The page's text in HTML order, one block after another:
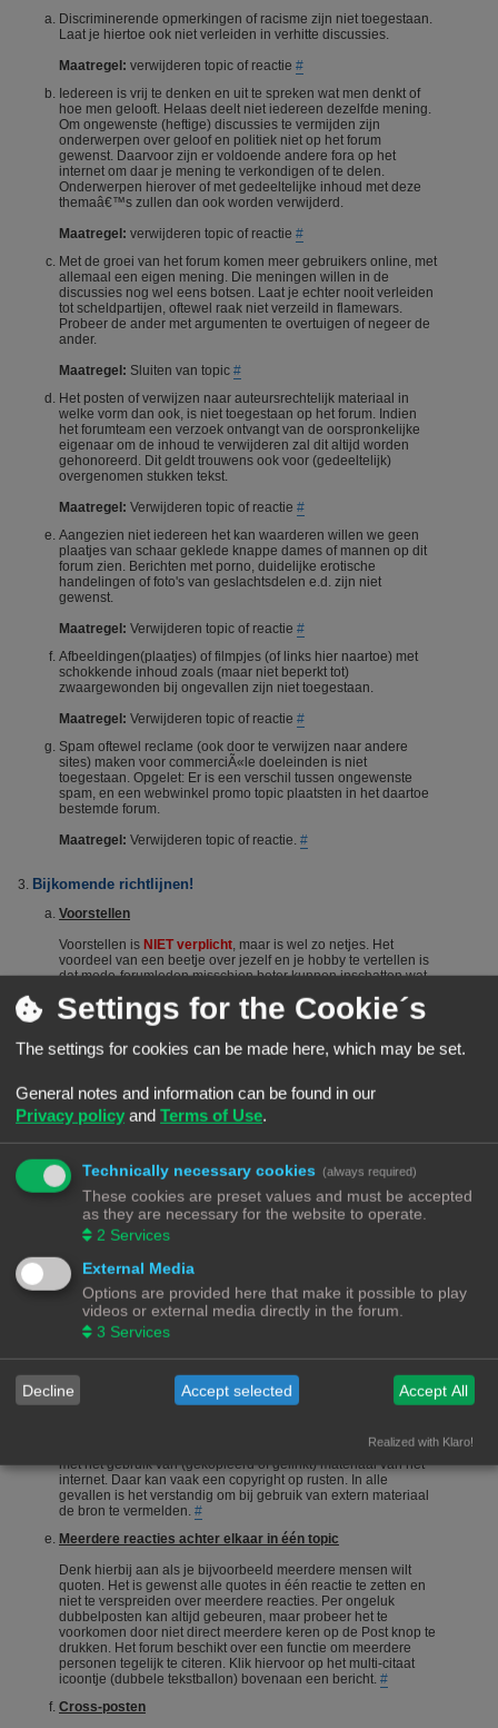
Discriminerende opmerkingen of racisme zijn niet toegestaan.
Laat je hiertoe ook niet verleiden in verhitte discussies.
Maatregel: verwijderen topic of reactie #
Iedereen is vrij te denken en uit te spreken wat men denkt of
hoe men gelooft. Helaas deelt niet iedereen dezelfde mening.
Om ongewenste (heftige) discussies te vermijden zijn
onderwerpen over geloof en politiek niet op het forum
gewenst. Daarvoor zijn er voldoende andere fora op het
internet om daar je mening te verkondigen of te delen.
Onderwerpen hierover of met gedeeltelijke inhoud met deze
themaâ€™s zullen dan ook worden verwijderd.
Maatregel: verwijderen topic of reactie #
Met de groei van het forum komen meer gebruikers online, met
allemaal een eigen mening. Die meningen willen in de
discussies nog wel eens botsen. Laat je echter nooit verleiden
tot scheldpartijen, oftewel raak niet verzeild in flamewars.
Probeer de ander met argumenten te overtuigen of negeer de
ander.
Maatregel: Sluiten van topic #
Het posten of verwijzen naar auteursrechtelijk materiaal in
welke vorm dan ook, is niet toegestaan op het forum. Indien
het forumteam een verzoek ontvangt van de oorspronkelijke
eigenaar om de inhoud te verwijderen zal dit altijd worden
gehonoreerd. Dit geldt trouwens ook voor (gedeeltelijk)
overgenomen stukken tekst.
Maatregel: Verwijderen topic of reactie #
Aangezien niet iedereen het kan waarderen willen we geen
plaatjes van schaar geklede knappe dames of mannen op dit
forum zien. Berichten met porno, duidelijke erotische
handelingen of foto's van geslachtsdelen e.d. zijn niet
gewenst.
Maatregel: Verwijderen topic of reactie #
Afbeeldingen(plaatjes) of filmpjes (of links hier naartoe) met
schokkende inhoud zoals (maar niet beperkt tot)
zwaargewonden bij ongevallen zijn niet toegestaan.
Maatregel: Verwijderen topic of reactie #
Spam oftewel reclame (ook door te verwijzen naar andere
sites) maken voor commerciÃ«le doeleinden is niet
toegestaan. Opgelet: Er is een verschil tussen ongewenste
spam, en een webwinkel promo topic plaatsten in het daartoe
bestemde forum.
Maatregel: Verwijderen topic of reactie. #
Bijkomende richtlijnen!
Voorstellen
Voorstellen is NIET verplicht , maar is wel zo netjes. Het
voordeel van een beetje over jezelf en je hobby te vertellen is
dat mede-forumleden misschien beter kunnen inschatten wat
Het voorstellen wordt dus vanuit het Forumteam wel
gestimuleerd maar niet verplicht. Echter, het is niet toegestaan
zich voor te stellen. Berichten die suggereren dat iemand zich
overtreden van deze regel kan een (tijdelijke) ban het gevolg
zijn.#
De zoekfunctie
Voordat je een vraag stelt: Het wordt aangeraden om het forum
te raadplegen via de zoekfunctie. Veel vragen zijn al vaker
gesteld op dit forum. De kans is groot dat je via de zoekfunctie
een antwoord vindt. Het laat ook zien dat je zelf ook actie
onderneemt en niet alleen maar een vraag stelt en gaat zitten
afwachten wie je het correcte antwoord geeft.
Een vraag stellen
Vragen stellen is 1 van de meeste gebruikte acties op een
forum. Echter is het bij een hobby als 3Dprinten ook van
belang dat de vragensteller naast het duidelijk formuleren van
zijn/haar vraag, ook aangeeft wat hij/zij zelf al heeft gedaan,
heeft opgezocht of heeft geconstateerd. Het wordt erg
gewaardeerd als je zelf meedenkt.#
Foto's en plaatjes
materiaal zal nooit een probleem zijn. Wees echter voorzichtig
met het gebruik van (gekopieerd of gelinkt) materiaal van het
internet. Daar kan vaak een copyright op rusten. In alle
gevallen is het verstandig om bij gebruik van extern materiaal
de bron te vermelden. #
Meerdere reacties achter elkaar in één topic
Denk hierbij aan als je bijvoorbeeld meerdere mensen wilt
quoten. Het is gewenst alle quotes in één reactie te zetten en
niet te verspreiden over meerdere reacties. Per ongeluk
dubbelposten kan altijd gebeuren, maar probeer het te
voorkomen door niet direct meerdere keren op de Post knop te
drukken. Het forum beschikt over een functie om meerdere
personen tegelijk te citeren. Klik hiervoor op het multi-citaat
icoontje (dubbele tekstballon) bovenaan een bericht. #
Cross-posten
Settings for the Cookie´s
The settings for cookies can be made here, which may be set.
General notes and information can be found in our
Privacy policy and Terms of Use.
Technically necessary cookies (always required)
These cookies are preset values and must be accepted
as they are necessary for the website to operate.
2 Services
External Media
Options are provided here that make it possible to play
videos or external media directly in the forum.
3 Services
Decline Accept selected Accept All
Realized with Klaro!